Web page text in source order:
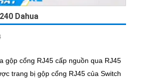
Dahua
gộp cổng RJ45 cấp nguồn qua RJ45
trang bị gộp cổng RJ45 của Switch